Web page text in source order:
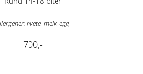
hvete, melk, egg
700,-